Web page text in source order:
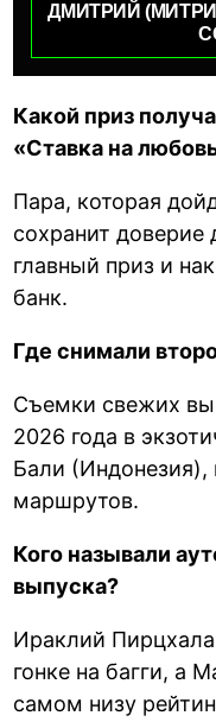
ДМИТРИЙ
Какой приз
«Ставка на
Пара, которая
сохранит доверие
главный приз и
банк.
Где снимали
Съемки свежих
2026 года в
Бали (Индонезия),
маршрутов.
Кого называли
выпуска?
Ираклий
гонке на багги, а
самом низу